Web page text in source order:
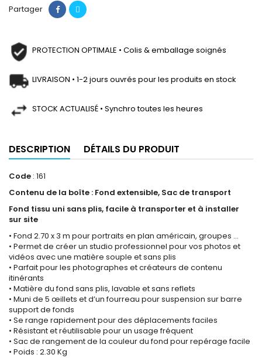
Partager
PROTECTION OPTIMALE • Colis & emballage soignés
LIVRAISON • 1-2 jours ouvrés pour les produits en stock
STOCK ACTUALISÉ • Synchro toutes les heures
DESCRIPTION DÉTAILS DU PRODUIT
Code : 161
Contenu de la boîte : Fond extensible, Sac de transport
Fond tissu uni sans plis, facile à transporter et à installer
sur site
• Fond 2.70 x 3 m pour portraits en plan américain, groupes …
• Permet de créer un studio professionnel pour vos photos et
vidéos avec une matière souple et sans plis
• Parfait pour les photographes et créateurs de contenu
itinérants
• Matière du fond sans plis, lavable et sans reflets
• Muni de 5 œillets et d’un fourreau pour suspension sur barre
support de fonds
• Se range rapidement pour des déplacements faciles
• Résistant et réutilisable pour un usage fréquent
• Sac de rangement de la couleur du fond pour repérage facile
• Poids : 2.30 Kg